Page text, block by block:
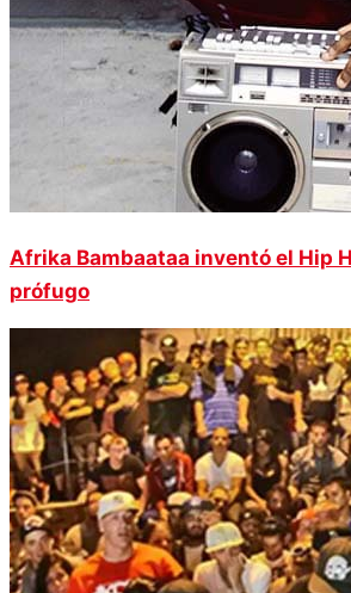
Afrika Bambaataa inventó el Hip
prófugo